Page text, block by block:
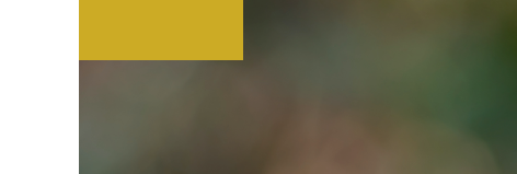
実家のルンバ（+見守りカ